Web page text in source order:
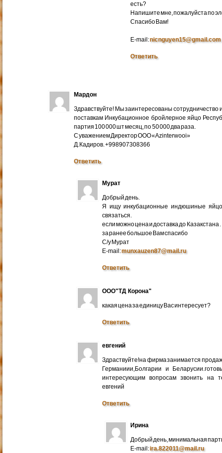
есть?
Напишите мне, пожалуйста по
Cпасибо Вам!
E-mail:nicnguyen15@gmail.com
Ответить
Мардон
Здравствуйте! Мы заинтересованы сотрудничество
поставкам Инкубационное бройлерное яйцо
партия 100 000 шт месяц, по 50 000 два раза.
С уважением Директор ООО «Azinterwooi»
Д.Кадиров. +998907308366
Ответить
Мурат
Добрый день.
Я ищу инкубационные индюшиные
связаться.
если можно цена и доставка до Казакстана .
за ранее большое Вам спасибо
С/у Мурат
E-mail:munxauzen87@mail.ru
Ответить
ООО"ТД Корона"
какая цена за единицу Вас интересует?
Ответить
евгений
Здраствуйте!на фирма занимается
Германиии,Болгарии и
интересующим вопросам звонить на
евгений
Ответить
Ирина
Добрый день, минимальная
E-mail:ira.822011@mail.ru